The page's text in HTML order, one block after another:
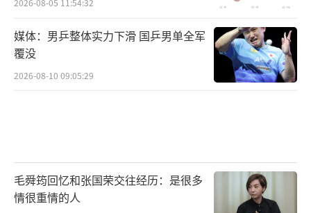
媒体：男乒整体实力下滑 国乒男单全军
覆没
2026-08-10 09:05:29
毛舜筠回忆和张国荣交往经历：是很多
情很重情的人